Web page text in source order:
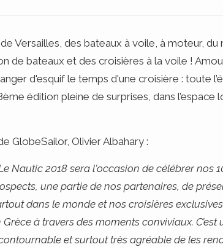
Versailles, des bateaux à voile, à moteur, du
de bateaux et des croisières à la voile !
d'esquif le temps d'une croisière : toute
édition pleine de surprises, dans l’espace
GlobeSailor, Olivier Albahary :
Nautic 2018 sera l'occasion de célébrer nos
une partie de nos partenaires, de
dans le monde et nos croisières
Grèce à travers des moments conviviaux.
et surtout très agréable de les